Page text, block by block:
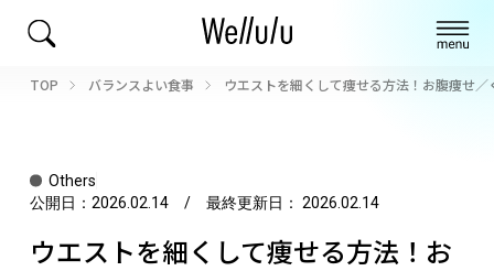
TOP バランスよい食事 ウエストを細くして痩せる方法！お腹痩せ
Others
公開日： 2026.02.14/ 最終更新日： 2026.02.14
ウエストを細くして痩せる方法！お